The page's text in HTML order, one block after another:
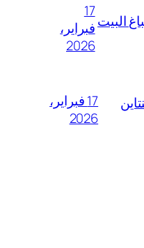
البيت
17
فبراير،
2026
17 فبراير،
2026